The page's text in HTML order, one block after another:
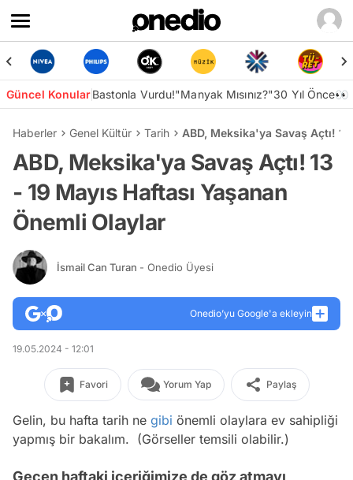
Güncel KonularBastonla Vurdu!"Manyak Mısınız?"30 Yıl Önce👀
Haberler Genel Kültür Tarih ABD, Meksika'ya Savaş Açtı!
ABD, Meksika'ya Savaş Açtı! 13
- 19 Mayıs Haftası Yaşanan
Önemli Olaylar
İsmail Can Turan - Onedio Üyesi
Onedio’yu Google'a ekleyin
19.05.2024 - 12:01
Favori Yorum Yap Paylaş
Gelin, bu hafta tarih ne gibi önemli olaylara ev sahipliği
yapmış bir bakalım. (Görseller temsili olabilir.)
Geçen haftaki içeriğimize de göz atmayı